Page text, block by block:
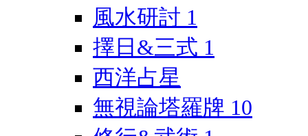
風水研討 1
擇日&三式 1
西洋占星
無視論塔羅牌 10